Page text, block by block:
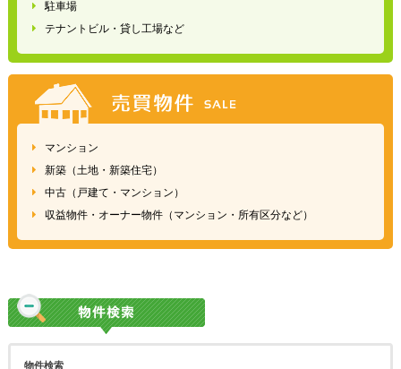
駐車場
テナントビル・貸し工場など
マンション
新築（土地・新築住宅）
中古（戸建て・マンション）
収益物件・オーナー物件（マンション・所有区分など）
物件検索